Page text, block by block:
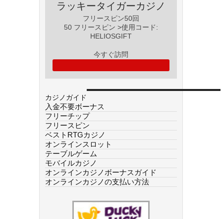
ラッキータイガーカジノ
フリースピン50回
50 フリースピン >使用コード:
HELIOSGIFT
今すぐ訪問
カジノガイド
入金不要ボーナス
フリーチップ
フリースピン
ベストRTGカジノ
オンラインスロット
テーブルゲーム
モバイルカジノ
オンラインカジノボーナスガイド
オンラインカジノの支払い方法